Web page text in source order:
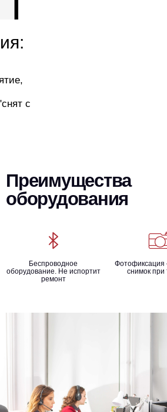
с
Преимущества
оборудования
Беспроводное
оборудование. Не испортит
ремонт
снимок при